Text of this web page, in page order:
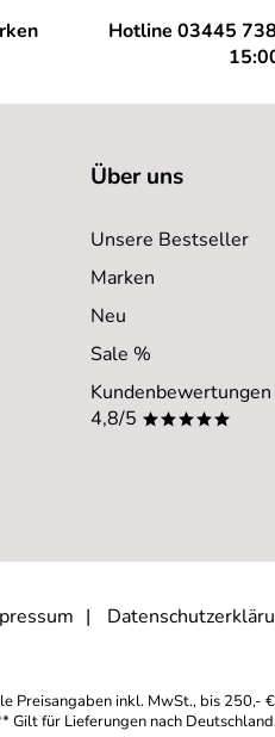
Hotline 03445
Über uns
Unsere Bestseller
Marken
Neu
Sale %
4,8/5 *****
Preisangaben inkl. MwSt., bis 250,-
Gilt für Lieferungen nach